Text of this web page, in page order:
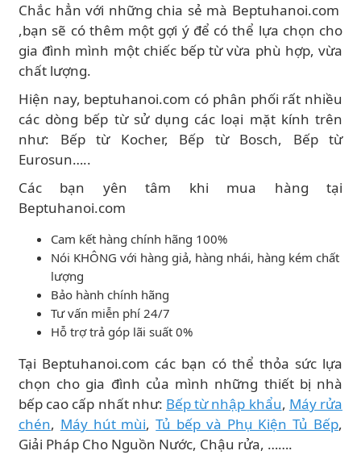
Chắc hẳn với những chia sẻ mà Beptuhanoi.com
,bạn sẽ có thêm một gợi ý để có thể lựa chọn cho
gia đình mình một chiếc bếp từ vừa phù hợp, vừa
chất lượng.
Hiện nay, beptuhanoi.com có phân phối rất nhiều
các dòng bếp từ sử dụng các loại mặt kính trên
như: Bếp từ Kocher, Bếp từ Bosch, Bếp từ
Eurosun…..
Các bạn yên tâm khi mua hàng tại
Beptuhanoi.com
Cam kết hàng chính hãng 100%
Nói KHÔNG với hàng giả, hàng nhái, hàng kém chất
lượng
Bảo hành chính hãng
Tư vấn miễn phí 24/7
Hỗ trợ trả góp lãi suất 0%
Tại Beptuhanoi.com các bạn có thể thỏa sức lựa
chọn cho gia đình của mình những thiết bị nhà
bếp cao cấp nhất như: Bếp từ nhập khẩu, Máy rửa
chén, Máy hút mùi,Tủ bếp và Phụ Kiện Tủ Bếp,
Giải Pháp Cho Nguồn Nước, Chậu rửa, …….